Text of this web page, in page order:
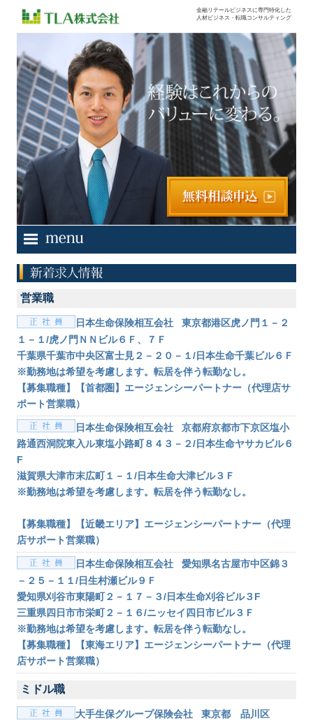
金融リテールビジネスに専門特化した
人材ビジネス・転職コンサルティング
営業職
日本生命保険相互会社 東京都港区虎ノ門１－２
１－１/虎ノ門ＮＮビル６Ｆ、７Ｆ
千葉県千葉市中央区富士見２－２０－１/日本生命千葉ビル６Ｆ
※勤務地は希望を考慮します。転居を伴う転勤なし。
【募集職種】【首都圏】エージェンシーパートナー（代理店サ
ポート営業職）
日本生命保険相互会社 京都府京都市下京区塩小
路通西洞院東入ル東塩小路町８４３－２/日本生命ヤサカビル６
F
滋賀県大津市末広町１－１/日本生命大津ビル３Ｆ
※勤務地は希望を考慮します。転居を伴う転勤なし。
【募集職種】【近畿エリア】エージェンシーパートナー（代理
店サポート営業職）
日本生命保険相互会社 愛知県名古屋市中区錦３
－２５－１１/日生村瀬ビル９Ｆ
愛知県刈谷市東陽町２－１７－３/日本生命刈谷ビル３F
三重県四日市市栄町２－１６/ニッセイ四日市ビル３Ｆ
※勤務地は希望を考慮します。転居を伴う転勤なし。
【募集職種】【東海エリア】エージェンシーパートナー（代理
店サポート営業職）
ミドル職
大手生保グループ保険会社 東京都 品川区